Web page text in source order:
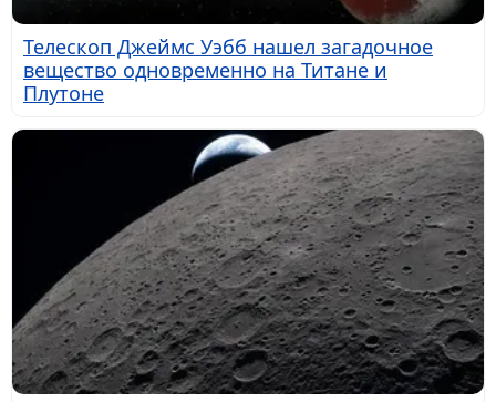
Телескоп Джеймс Уэбб нашел загадочное
вещество одновременно на Титане и
Плутоне